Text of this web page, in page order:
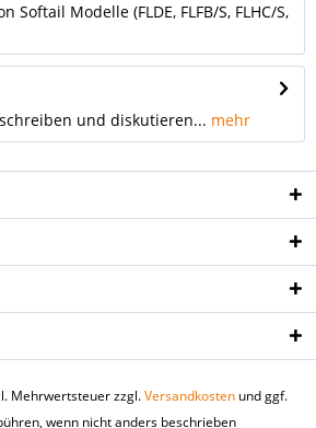
Softail Modelle (FLDE, FLFB/S, FLHC/S,
und diskutieren... mehr
Mehrwertsteuer zzgl.Versandkosten und ggf.
wenn nicht anders beschrieben